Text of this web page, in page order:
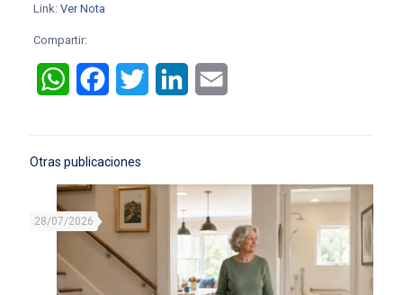
Link: Ver Nota
Compartir:
WhatsAppFacebookTwitter LinkedIn
Otras publicaciones
28/07/2026